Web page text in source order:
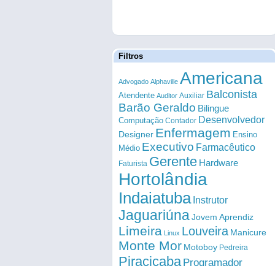
Filtros
Advogado Alphaville Americana
Atendente Auditor Auxiliar Balconista
Barão Geraldo Bilingue
Computação Contador Desenvolvedor
Designer Enfermagem Ensino
Médio Executivo Farmacêutico
Faturista Gerente Hardware
Hortolândia
Indaiatuba Instrutor
Jaguariúna Jovem Aprendiz
Limeira Linux Louveira Manicure
Monte Mor Motoboy Pedreira
Piracicaba Programador